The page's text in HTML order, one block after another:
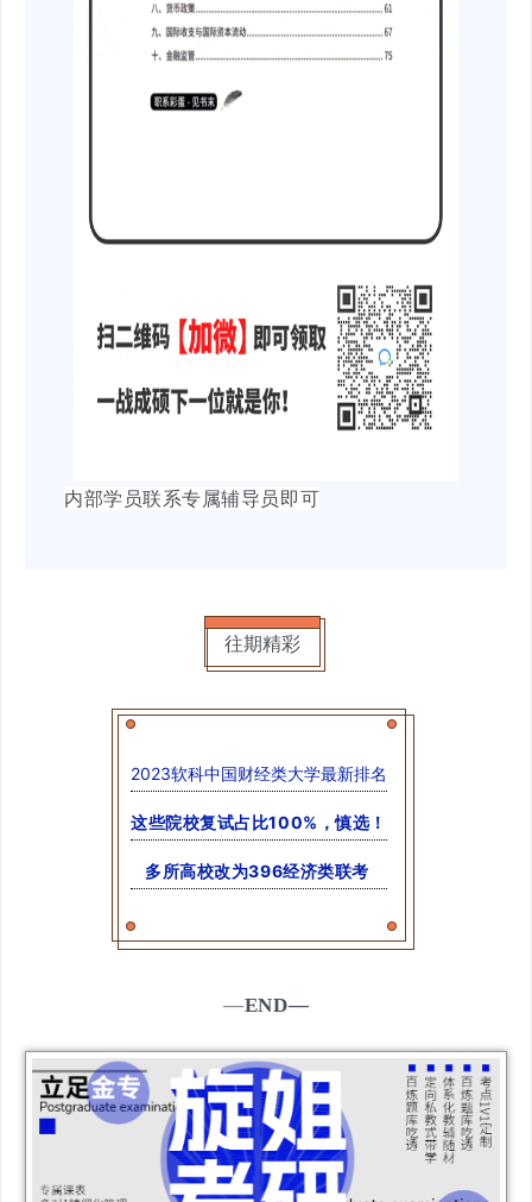
内部学员联系专属辅导员即可
往期精彩
2023软科中国财经类大学最新排名
这些院校复试占比100%，慎选！
多所高校改为396经济类联考
—END—